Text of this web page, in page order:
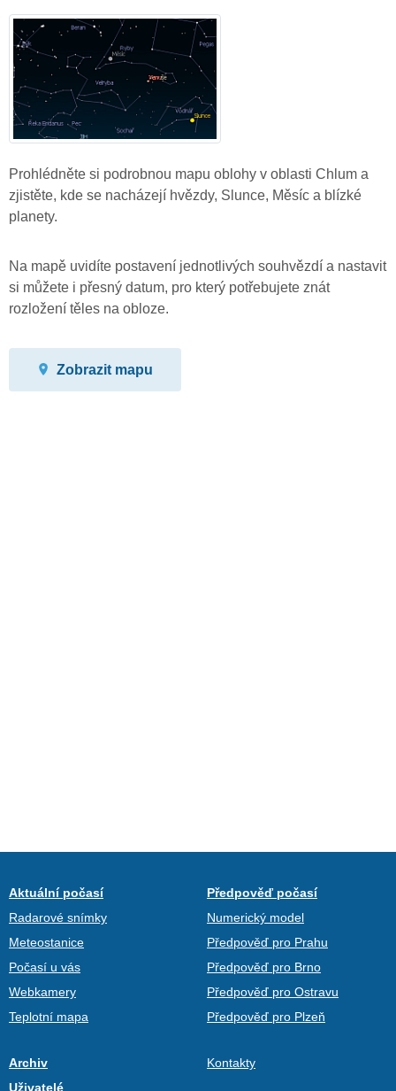
Prohlédněte si podrobnou mapu oblohy v oblasti Chlum a
zjistěte, kde se nacházejí hvězdy, Slunce, Měsíc a blízké
planety.
Na mapě uvidíte postavení jednotlivých souhvězdí a nastavit
si můžete i přesný datum, pro který potřebujete znát
rozložení těles na obloze.
Zobrazit mapu
Aktuální počasí
Radarové snímky
Meteostanice
Počasí u vás
Webkamery
Teplotní mapa
Předpověď počasí
Numerický model
Předpověď pro Prahu
Předpověď pro Brno
Předpověď pro Ostravu
Předpověď pro Plzeň
Archiv
Uživatelé
Kontakty